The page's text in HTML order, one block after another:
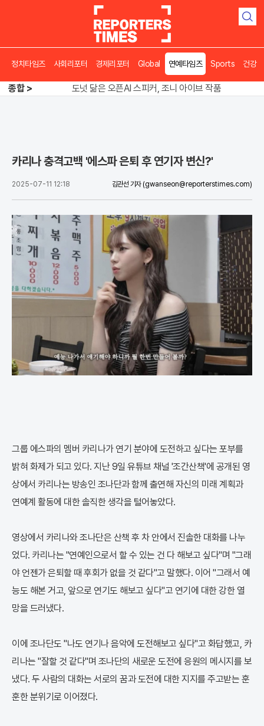
검
정치타임즈 사회리포터 경제리포터 Global 연예타임즈 Sports 건강
종합 >
송영길 인천서 반전 노려, 2주차 경선 요동
도넛 닮은 오픈AI 스피커, 조니 아이브 작품
카리나 충격고백 '에스파 은퇴 후 연기자 변신?'
2025-07-11 12:18 김관선 기자 (gwanseon@reporterstimes.com)
그룹 에스파의 멤버 카리나가 연기 분야에 도전하고 싶다는 포부를
밝혀 화제가 되고 있다. 지난 9일 유튜브 채널 '조간산책'에 공개된 영
상에서 카리나는 방송인 조나단과 함께 출연해 자신의 미래 계획과
연예계 활동에 대한 솔직한 생각을 털어놓았다.
영상에서 카리나와 조나단은 산책 후 차 안에서 진솔한 대화를 나누
었다. 카리나는 "연예인으로서 할 수 있는 건 다 해보고 싶다"며 "그래
야 언젠가 은퇴할 때 후회가 없을 것 같다"고 말했다. 이어 "그래서 예
능도 해본 거고, 앞으로 연기도 해보고 싶다"고 연기에 대한 강한 열
망을 드러냈다.
이에 조나단도 "나도 연기나 음악에 도전해보고 싶다"고 화답했고, 카
리나는 "잘할 것 같다"며 조나단의 새로운 도전에 응원의 메시지를 보
냈다. 두 사람의 대화는 서로의 꿈과 도전에 대한 지지를 주고받는 훈
훈한 분위기로 이어졌다.